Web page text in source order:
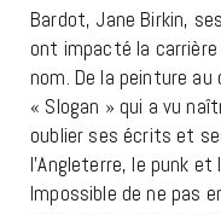
Bardot, Jane Birkin,
ont impacté la carrière
nom. De la peinture
« Slogan » qui a vu
oublier ses écrits et
l’Angleterre, le punk
Impossible de ne pas